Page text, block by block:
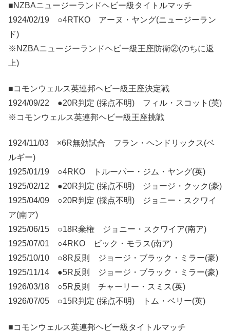
■NZBAニュージーランドヘビー級タイトルマッチ
1924/02/19 ○4RTKO アーヌ・ヤング(ニュージーラン
ド)
※NZBAニュージーランドヘビー級王座防衛②(のちに返
上)
■コモンウェルス英連邦ヘビー級王座決定戦
1924/09/22 ●20R判定 (採点不明) フィル・スコット(英)
※コモンウェルス英連邦ヘビー級王座挑戦
1924/11/03 ×6R無効試合 フラン・ヘンドリックス(ベ
ルギー)
1925/01/19 ○4RKO トルーパー・ジム・ヤング(英)
1925/02/12 ●20R判定 (採点不明) ジョージ・クック(豪)
1925/04/09 ○20R判定 (採点不明) ジョニー・スクワイ
ア(南ア)
1925/06/15 ○18R棄権 ジョニー・スクワイア(南ア)
1925/07/01 ○4RKO ビック・モラス(南ア)
1925/10/10 ○8R反則 ジョージ・ブラック・ミラー(豪)
1925/11/14 ●5R反則 ジョージ・ブラック・ミラー(豪)
1926/03/18 ○5R反則 チャーリー・スミス(英)
1926/07/05 ○15R判定 (採点不明) トム・ベリー(英)
■コモンウェルス英連邦ヘビー級タイトルマッチ